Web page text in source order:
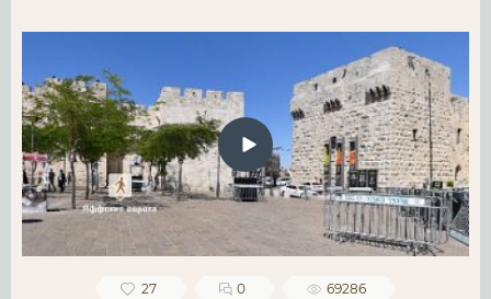
27 0 69286